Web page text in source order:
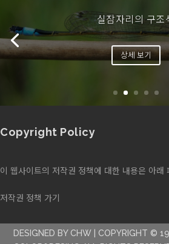
실잠자리의 구조
상세 보기
Copyright Policy
이 웹사이트의 저작권 정책에 대한 내용은 아래
저작권 정책 가기
DESIGNED BY CHW | COPYRIGHT ©